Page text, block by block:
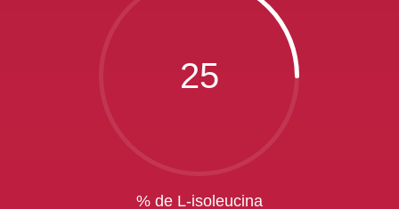
25
% de L-isoleucina